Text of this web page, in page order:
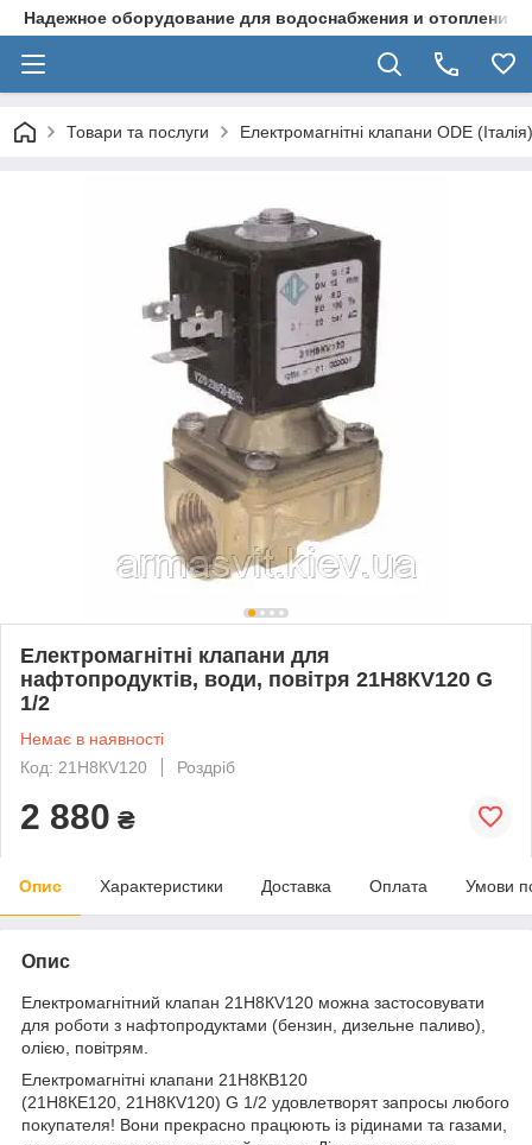
Надежное оборудование для водоснабжения и отопления
Товари та послуги Електромагнітні клапани ODE
Електромагнітні клапани для
нафтопродуктів, води, повітря 21H8КV120 G
1/2
Немає в наявності
Код: 21H8КV120
Роздріб
2 880 ₴
Опис Характеристики Доставка Оплата Умови
Опис
Електромагнітний клапан 21H8КV120 можна застосовувати
для роботи з нафтопродуктами (бензин, дизельне паливо),
олією, повітрям.
Електромагнітні клапани 21H8КВ120
(21H8КE120, 21H8КV120) G 1/2 удовлетворят запросы любого
покупателя! Вони прекрасно працюють із рідинами та газами,